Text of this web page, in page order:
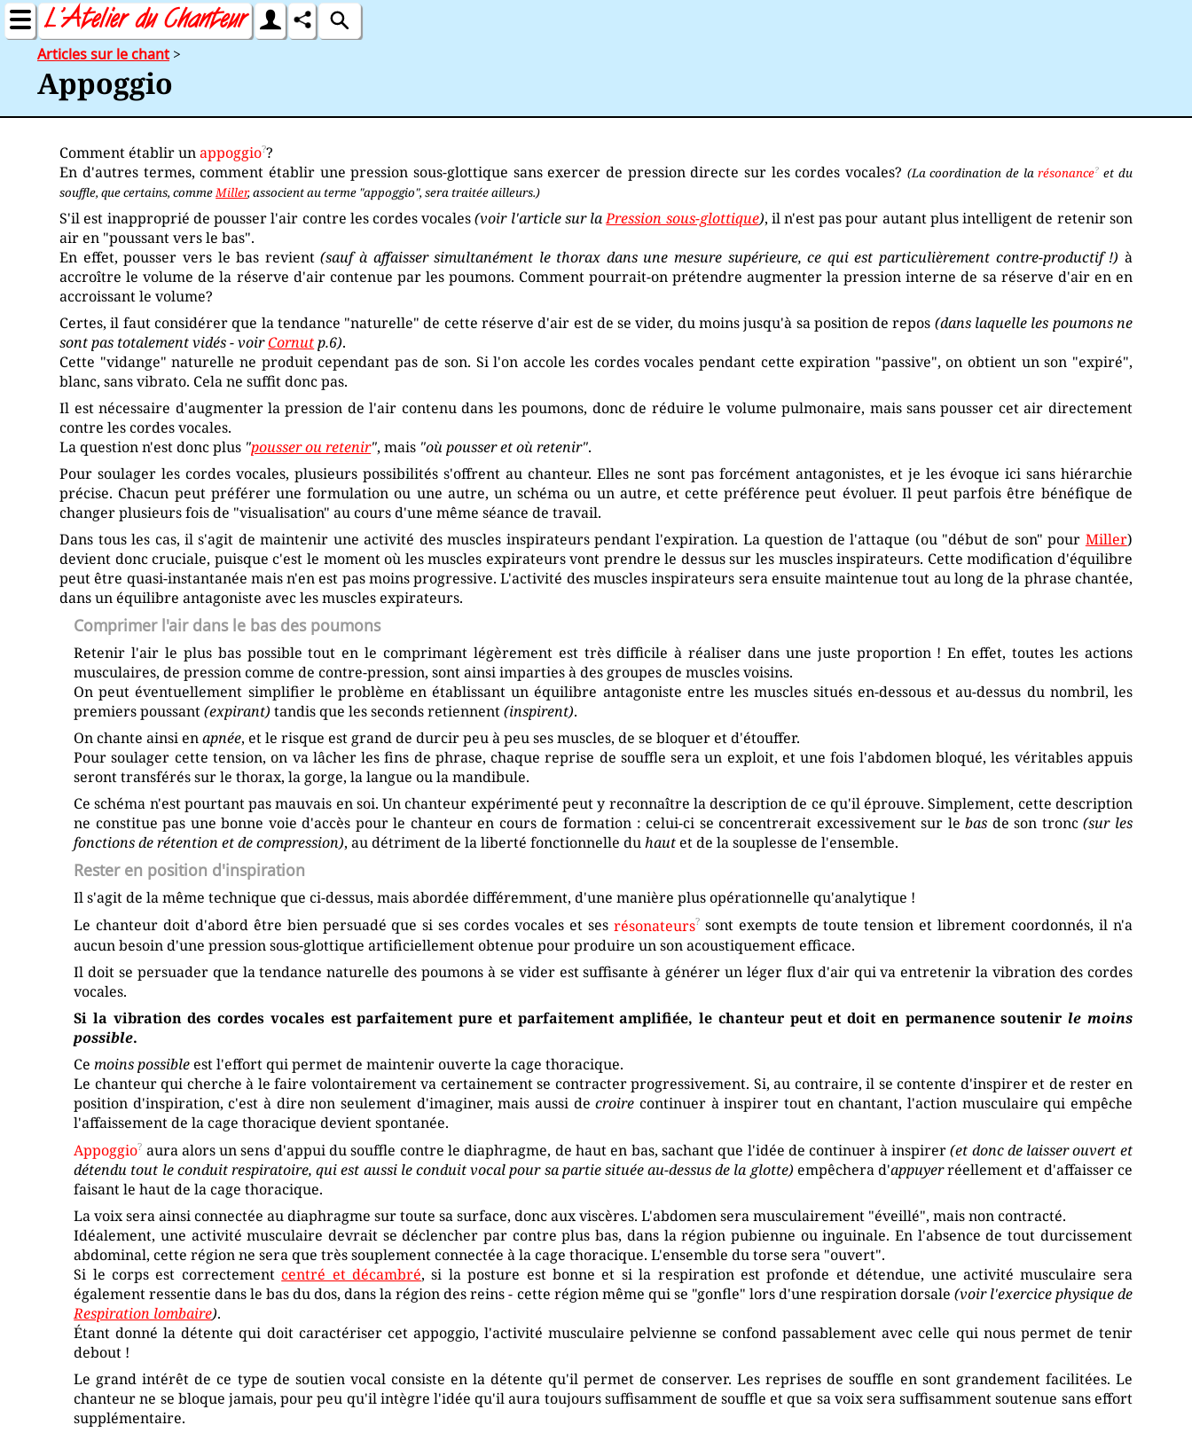
Articles sur le chant >
Appoggio
Comment établir unappoggio ?
En d'autres termes, comment établir une pression sous-glottique sans exercer de pression directe sur les cordes vocales? (La coordination de larésonance et du
souffle, que certains, commeMiller, associent au terme "appoggio", sera traitée ailleurs.)
S'il est inapproprié de pousser l'air contre les cordes vocales(voir l'article sur laPression sous-glottique), il n'est pas pour autant plus intelligent de retenir son
air en "poussant vers le bas".
En effet, pousser vers le bas revient(sauf à affaisser simultanément le thorax dans une mesure supérieure, ce qui est particulièrement contre-productif !) à
accroître le volume de la réserve d'air contenue par les poumons. Comment pourrait-on prétendre augmenter la pression interne de sa réserve d'air en en
accroissant le volume?
Certes, il faut considérer que la tendance "naturelle" de cette réserve d'air est de se vider, du moins jusqu'à sa position de repos (dans laquelle les poumons ne
sont pas totalement vidés - voirCornutp.6).
Cette "vidange" naturelle ne produit cependant pas de son. Si l'on accole les cordes vocales pendant cette expiration "passive", on obtient un son "expiré",
blanc, sans vibrato. Cela ne suffit donc pas.
Il est nécessaire d'augmenter la pression de l'air contenu dans les poumons, donc de réduire le volume pulmonaire, mais sans pousser cet air directement
contre les cordes vocales.
La question n'est donc plus "pousser ou retenir", mais "où pousser et où retenir".
Pour soulager les cordes vocales, plusieurs possibilités s'offrent au chanteur. Elles ne sont pas forcément antagonistes, et je les évoque ici sans hiérarchie
précise. Chacun peut préférer une formulation ou une autre, un schéma ou un autre, et cette préférence peut évoluer. Il peut parfois être bénéfique de
changer plusieurs fois de "visualisation" au cours d'une même séance de travail.
Dans tous les cas, il s'agit de maintenir une activité des muscles inspirateurs pendant l'expiration. La question de l'attaque (ou "début de son" pour Miller)
devient donc cruciale, puisque c'est le moment où les muscles expirateurs vont prendre le dessus sur les muscles inspirateurs. Cette modification d'équilibre
peut être quasi-instantanée mais n'en est pas moins progressive. L'activité des muscles inspirateurs sera ensuite maintenue tout au long de la phrase chantée,
dans un équilibre antagoniste avec les muscles expirateurs.
Comprimer l'air dans le bas des poumons
Retenir l'air le plus bas possible tout en le comprimant légèrement est très difficile à réaliser dans une juste proportion ! En effet, toutes les actions
musculaires, de pression comme de contre-pression, sont ainsi imparties à des groupes de muscles voisins.
On peut éventuellement simplifier le problème en établissant un équilibre antagoniste entre les muscles situés en-dessous et au-dessus du nombril, les
premiers poussant(expirant) tandis que les seconds retiennent(inspirent).
On chante ainsi enapnée, et le risque est grand de durcir peu à peu ses muscles, de se bloquer et d'étouffer.
Pour soulager cette tension, on va lâcher les fins de phrase, chaque reprise de souffle sera un exploit, et une fois l'abdomen bloqué, les véritables appuis
seront transférés sur le thorax, la gorge, la langue ou la mandibule.
Ce schéma n'est pourtant pas mauvais en soi. Un chanteur expérimenté peut y reconnaître la description de ce qu'il éprouve. Simplement, cette description
ne constitue pas une bonne voie d'accès pour le chanteur en cours de formation : celui-ci se concentrerait excessivement sur lebas de son tronc(sur les
fonctions de rétention et de compression), au détriment de la liberté fonctionnelle duhautet de la souplesse de l'ensemble.
Rester en position d'inspiration
Il s'agit de la même technique que ci-dessus, mais abordée différemment, d'une manière plus opérationnelle qu'analytique !
Le chanteur doit d'abord être bien persuadé que si ses cordes vocales et ses résonateurs sont exempts de toute tension et librement coordonnés, il n'a
aucun besoin d'une pression sous-glottique artificiellement obtenue pour produire un son acoustiquement efficace.
Il doit se persuader que la tendance naturelle des poumons à se vider est suffisante à générer un léger flux d'air qui va entretenir la vibration des cordes
vocales.
Si la vibration des cordes vocales est parfaitement pure et parfaitement amplifiée, le chanteur peut et doit en permanence soutenirle moins
possible.
Cemoins possibleest l'effort qui permet de maintenir ouverte la cage thoracique.
Le chanteur qui cherche à le faire volontairement va certainement se contracter progressivement. Si, au contraire, il se contente d'inspirer et de rester en
position d'inspiration, c'est à dire non seulement d'imaginer, mais aussi decroire continuer à inspirer tout en chantant, l'action musculaire qui empêche
l'affaissement de la cage thoracique devient spontanée.
Appoggio aura alors un sens d'appui du souffle contre le diaphragme, de haut en bas, sachant que l'idée de continuer à inspirer(et donc de laisser ouvert et
détendu tout le conduit respiratoire, qui est aussi le conduit vocal pour sa partie située au-dessus de la glotte) empêchera d'appuyerréellement et d'affaisser ce
faisant le haut de la cage thoracique.
La voix sera ainsi connectée au diaphragme sur toute sa surface, donc aux viscères. L'abdomen sera musculairement "éveillé", mais non contracté.
Idéalement, une activité musculaire devrait se déclencher par contre plus bas, dans la région pubienne ou inguinale. En l'absence de tout durcissement
abdominal, cette région ne sera que très souplement connectée à la cage thoracique. L'ensemble du torse sera "ouvert".
Si le corps est correctementcentré et décambré, si la posture est bonne et si la respiration est profonde et détendue, une activité musculaire sera
également ressentie dans le bas du dos, dans la région des reins - cette région même qui se "gonfle" lors d'une respiration dorsale (voir l'exercice physique de
Respiration lombaire).
Étant donné la détente qui doit caractériser cet appoggio, l'activité musculaire pelvienne se confond passablement avec celle qui nous permet de tenir
debout !
Le grand intérêt de ce type de soutien vocal consiste en la détente qu'il permet de conserver. Les reprises de souffle en sont grandement facilitées. Le
chanteur ne se bloque jamais, pour peu qu'il intègre l'idée qu'il aura toujours suffisamment de souffle et que sa voix sera suffisamment soutenue sans effort
supplémentaire.